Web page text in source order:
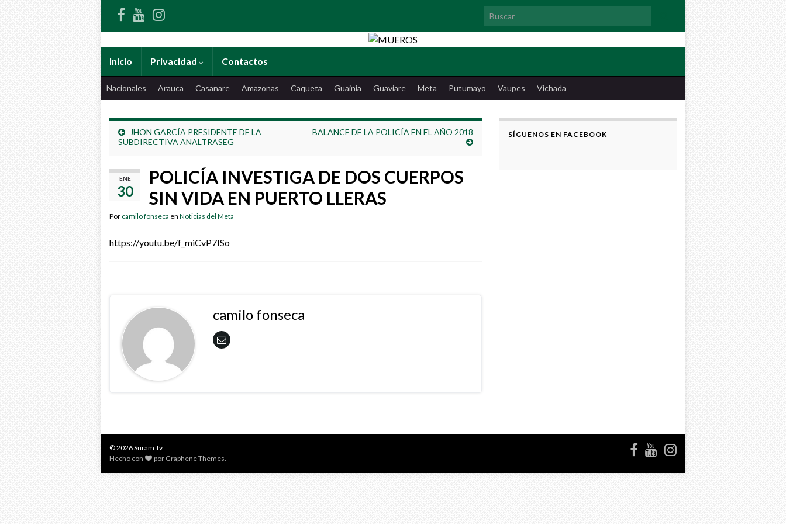
Search for:
Inicio Privacidad Contactos
Nacionales Arauca Casanare Amazonas Caqueta Guainia Guaviare Meta Putumayo Vaupes Vichada
JHON GARCÍA PRESIDENTE DE LA
SUBDIRECTIVA ANALTRASEG
BALANCE DE LA POLICÍA EN EL AÑO 2018
ENE
30
POLICÍA INVESTIGA DE DOS CUERPOS
SIN VIDA EN PUERTO LLERAS
Por camilo fonseca en Noticias del Meta
https://youtu.be/f_miCvP7ISo
camilo fonseca
SÍGUENOS EN FACEBOOK
© 2026 Suram Tv.
Hecho con
por Graphene Themes.